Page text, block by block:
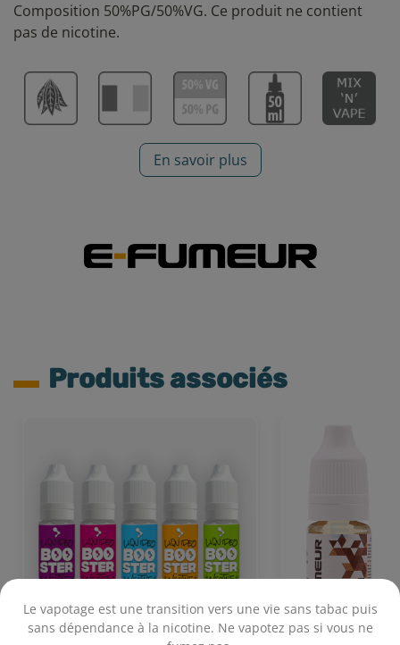
Le vapotage est une transition vers une vie sans tabac puis
sans dépendance à la nicotine. Ne vapotez pas si vous ne
Composition 50%PG/50%VG. Ce produit ne contient
pas de nicotine.
En savoir plus
Produits associés